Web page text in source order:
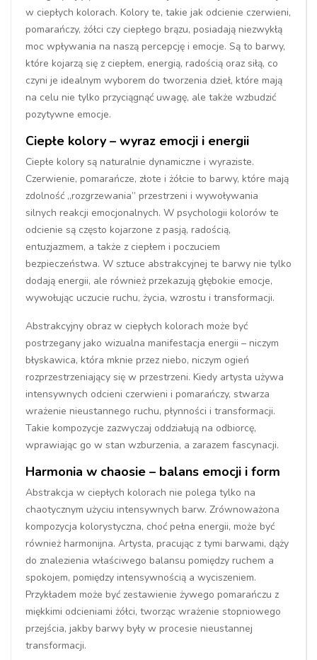
w ciepłych kolorach. Kolory te, takie jak odcienie czerwieni,
pomarańczy, żółci czy ciepłego brązu, posiadają niezwykłą
moc wpływania na naszą percepcję i emocje. Są to barwy,
które kojarzą się z ciepłem, energią, radością oraz siłą, co
czyni je idealnym wyborem do tworzenia dzieł, które mają
na celu nie tylko przyciągnąć uwagę, ale także wzbudzić
pozytywne emocje.
Ciepłe kolory – wyraz emocji i energii
Ciepłe kolory są naturalnie dynamiczne i wyraziste.
Czerwienie, pomarańcze, złote i żółcie to barwy, które mają
zdolność „rozgrzewania” przestrzeni i wywoływania
silnych reakcji emocjonalnych. W psychologii kolorów te
odcienie są często kojarzone z pasją, radością,
entuzjazmem, a także z ciepłem i poczuciem
bezpieczeństwa. W sztuce abstrakcyjnej te barwy nie tylko
dodają energii, ale również przekazują głębokie emocje,
wywołując uczucie ruchu, życia, wzrostu i transformacji.
Abstrakcyjny obraz w ciepłych kolorach może być
postrzegany jako wizualna manifestacja energii – niczym
błyskawica, która mknie przez niebo, niczym ogień
rozprzestrzeniający się w przestrzeni. Kiedy artysta używa
intensywnych odcieni czerwieni i pomarańczy, stwarza
wrażenie nieustannego ruchu, płynności i transformacji.
Takie kompozycje zazwyczaj oddziałują na odbiorcę,
wprawiając go w stan wzburzenia, a zarazem fascynacji.
Harmonia w chaosie – balans emocji i form
Abstrakcja w ciepłych kolorach nie polega tylko na
chaotycznym użyciu intensywnych barw. Zrównoważona
kompozycja kolorystyczna, choć pełna energii, może być
również harmonijna. Artysta, pracując z tymi barwami, dąży
do znalezienia właściwego balansu pomiędzy ruchem a
spokojem, pomiędzy intensywnością a wyciszeniem.
Przykładem może być zestawienie żywego pomarańczu z
miękkimi odcieniami żółci, tworząc wrażenie stopniowego
przejścia, jakby barwy były w procesie nieustannej
transformacji.